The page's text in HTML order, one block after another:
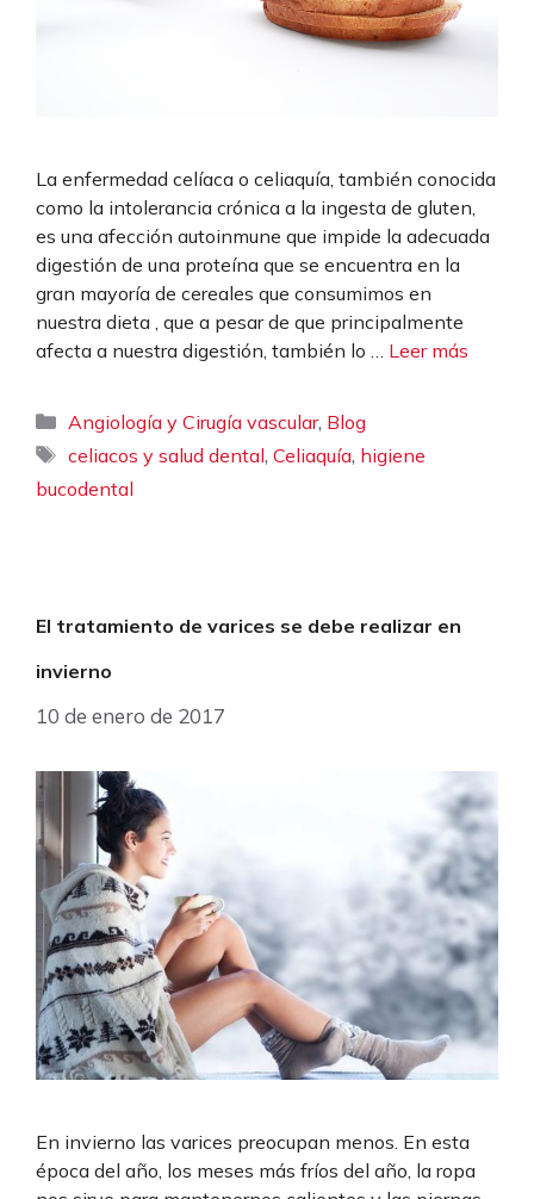
La enfermedad celíaca o celiaquía, también conocida
como la intolerancia crónica a la ingesta de gluten,
es una afección autoinmune que impide la adecuada
digestión de una proteína que se encuentra en la
gran mayoría de cereales que consumimos en
nuestra dieta , que a pesar de que principalmente
afecta a nuestra digestión, también lo … Leer más
Categorías
Angiología y Cirugía vascular, Blog
Etiquetas
celiacos y salud dental,Celiaquía, higiene
bucodental
El tratamiento de varices se debe realizar en
invierno
10 de enero de 2017
En invierno las varices preocupan menos. En esta
época del año, los meses más fríos del año, la ropa